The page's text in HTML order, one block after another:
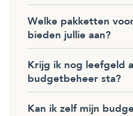
Welke pakketten
bieden jullie aan?
Krijg ik nog leefgeld
budgetbeheer sta?
Kan ik zelf mijn